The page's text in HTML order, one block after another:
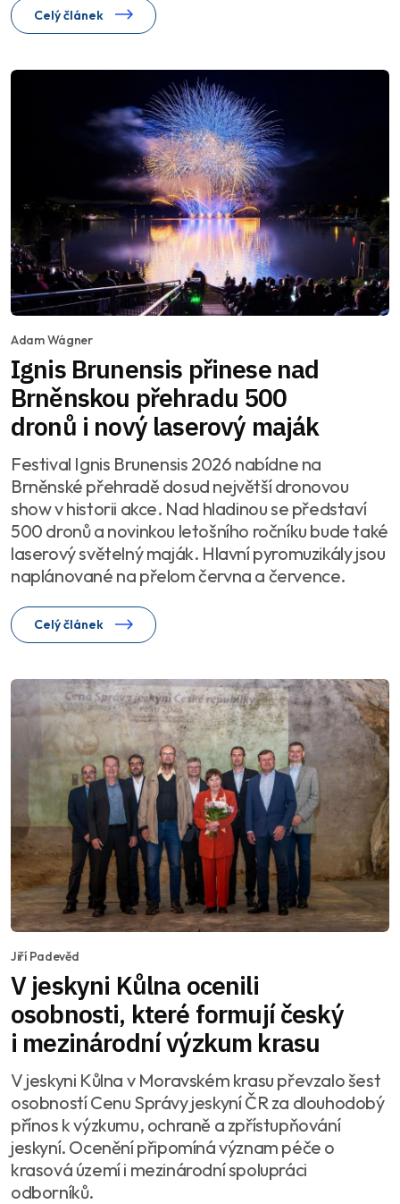
Celý článek
Adam Wágner
Ignis Brunensis přinese nad
Brněnskou přehradu 500
dronů i nový laserový maják
Festival Ignis Brunensis 2026 nabídne na
Brněnské přehradě dosud největší dronovou
show v historii akce. Nad hladinou se představí
500 dronů a novinkou letošního ročníku bude také
laserový světelný maják. Hlavní pyromuzikály jsou
naplánované na přelom června a července.
Celý článek
Jiří Padevěd
V jeskyni Kůlna ocenili
osobnosti, které formují český
i mezinárodní výzkum krasu
V jeskyni Kůlna v Moravském krasu převzalo šest
osobností Cenu Správy jeskyní ČR za dlouhodobý
přínos k výzkumu, ochraně a zpřístupňování
jeskyní. Ocenění připomíná význam péče o
krasová území i mezinárodní spolupráci
odborníků.